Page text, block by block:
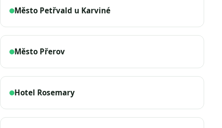
Město Petřvald u Karviné
Město Přerov
Hotel Rosemary